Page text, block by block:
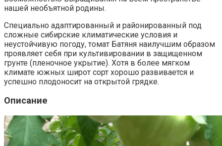
нашей необъятной родины.
Специально адаптированный и районированный под
сложные сибирские климатические условия и
неустойчивую погоду, томат Батяня наилучшим образом
проявляет себя при культивировании в защищенном
грунте (пленочное укрытие). Хотя в более мягком
климате южных широт сорт хорошо развивается и
успешно плодоносит на открытой грядке.
Описание